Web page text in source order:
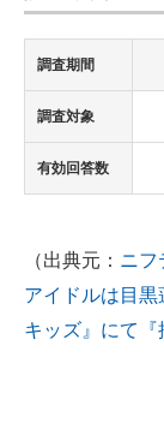
調査期間
調査対象
有効回答数
（出典元： ニフ
アイドルは目
キッズ』にて『